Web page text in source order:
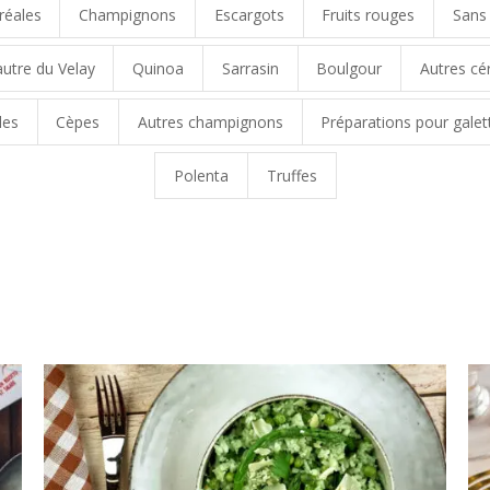
Champignons Escargots Fruits rouges
du Velay Quinoa Sarrasin Boulgour Autres
Cèpes Autres champignons Préparations pour
Polenta Truffes